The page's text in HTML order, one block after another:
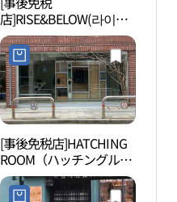
店]RISE&BELOW(라이즈
앤빌로우)
[事後免税店]HATCHING
ROOM（ハッチングルー
ム）・ソチョン（西村）
(해칭룸 서촌)